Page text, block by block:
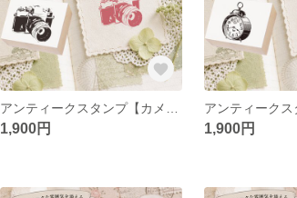
1,900円 1,900円